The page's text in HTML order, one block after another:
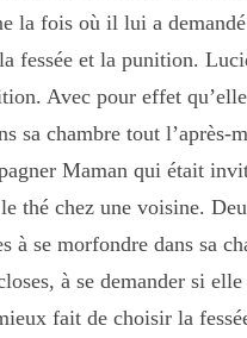
la fois où il lui a
fessée et la punition.
Avec pour effet
sa chambre tout l’après-
Maman qui était
thé chez une voisine.
à se morfondre dans sa
à se demander si elle
fait de choisir la